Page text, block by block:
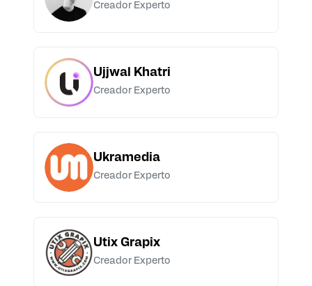
Creador Experto
Ujjwal Khatri
Creador Experto
Ukramedia
Creador Experto
Utix Grapix
Creador Experto